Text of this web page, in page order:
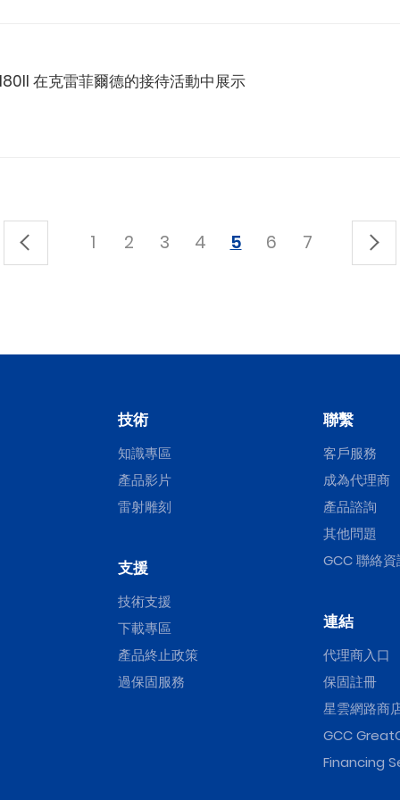
在克雷菲爾德的接待活動中展示
1 2 3 4 5 6 7
技術
知識專區
產品影片
雷射雕刻
支援
技術支援
下載專區
產品終止政策
過保固服務
聯繫
客戶服務
成為代理商
產品諮詢
其他問題
GCC 聯絡資
連結
代理商入口
保固註冊
星雲網路商
GCC
Financing